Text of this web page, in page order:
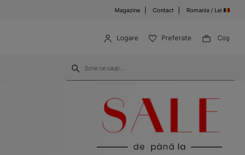
Magazine Contact Romania / Lei
Logare Preferate Coş